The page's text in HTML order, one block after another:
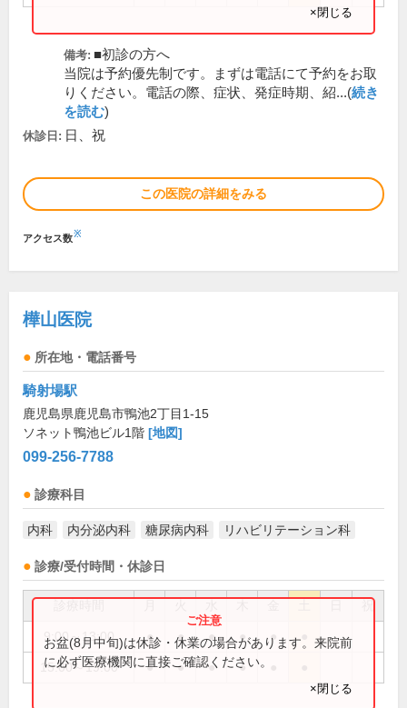
×閉じる
備考: ■初診の方へ
当院は予約優先制です。まずは電話にて予約をお取
りください。電話の際、症状、発症時期、紹...(続き
を読む)
休診日: 日、祝
この医院の詳細をみる
アクセス数※
樺山医院
所在地・電話番号
騎射場駅
鹿児島県鹿児島市鴨池2丁目1-15
ソネット鴨池ビル1階 [地図]
099-256-7788
診療科目
内科 内分泌内科 糖尿病内科 リハビリテーション科
診療/受付時間・休診日
祝
9:00～13:00 ● ● ● ● ●
15:00～19:00 ● ● ● ●
お盆(8月中旬)は休診・休業の場合があります。来院前
に必ず医療機関に直接ご確認ください。
×閉じる